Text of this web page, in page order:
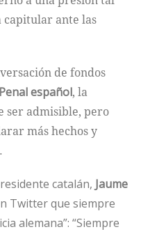
capitular ante las
de fondos
español, la
ser admisible, pero
más hechos y
catalán, Jaume
Twitter que siempre
alemana”: “Siempre